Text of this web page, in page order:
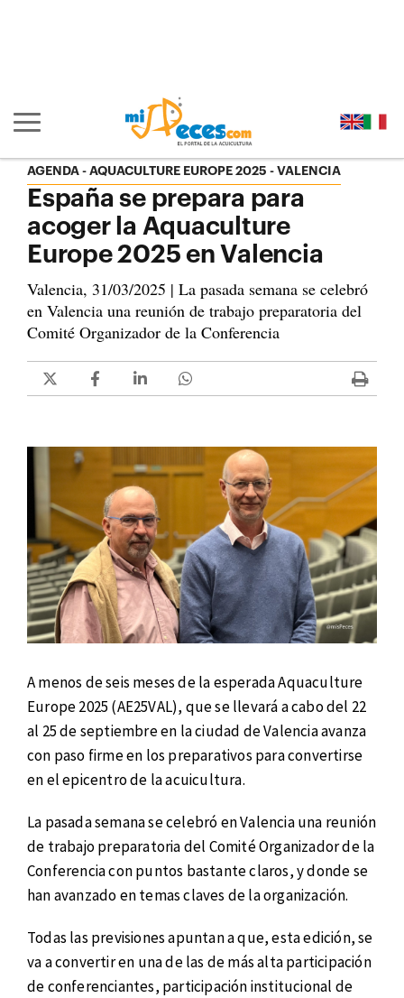
Mostrar/ocultar navegación principal
AGENDA AQUACULTURE EUROPE 2025 - VALENCIA
España se prepara para
acoger la Aquaculture
Europe 2025 en Valencia
Valencia, 31/03/2025 | La pasada semana se celebró
en Valencia una reunión de trabajo preparatoria del
Comité Organizador de la Conferencia
A menos de seis meses de la esperada Aquaculture
Europe 2025 (AE25VAL), que se llevará a cabo del 22
al 25 de septiembre en la ciudad de Valencia avanza
con paso firme en los preparativos para convertirse
en el epicentro de la acuicultura.
La pasada semana se celebró en Valencia una reunión
de trabajo preparatoria del Comité Organizador de la
Conferencia con puntos bastante claros, y donde se
han avanzado en temas claves de la organización.
Todas las previsiones apuntan a que, esta edición, se
va a convertir en una de las de más alta participación
de conferenciantes, participación institucional de